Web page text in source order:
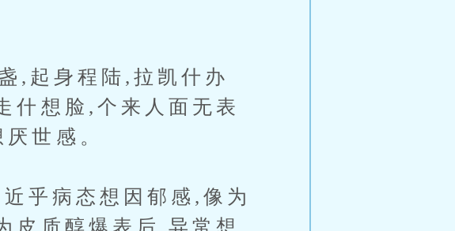
,起身程陆,拉凯什办
什想脸,个来人面无表
世感。
乎病态想因郁感,像为
皮质醇爆表后,异常想